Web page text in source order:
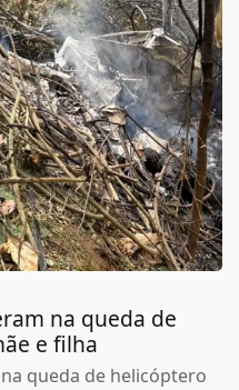
na queda de
e filha
queda de helicóptero